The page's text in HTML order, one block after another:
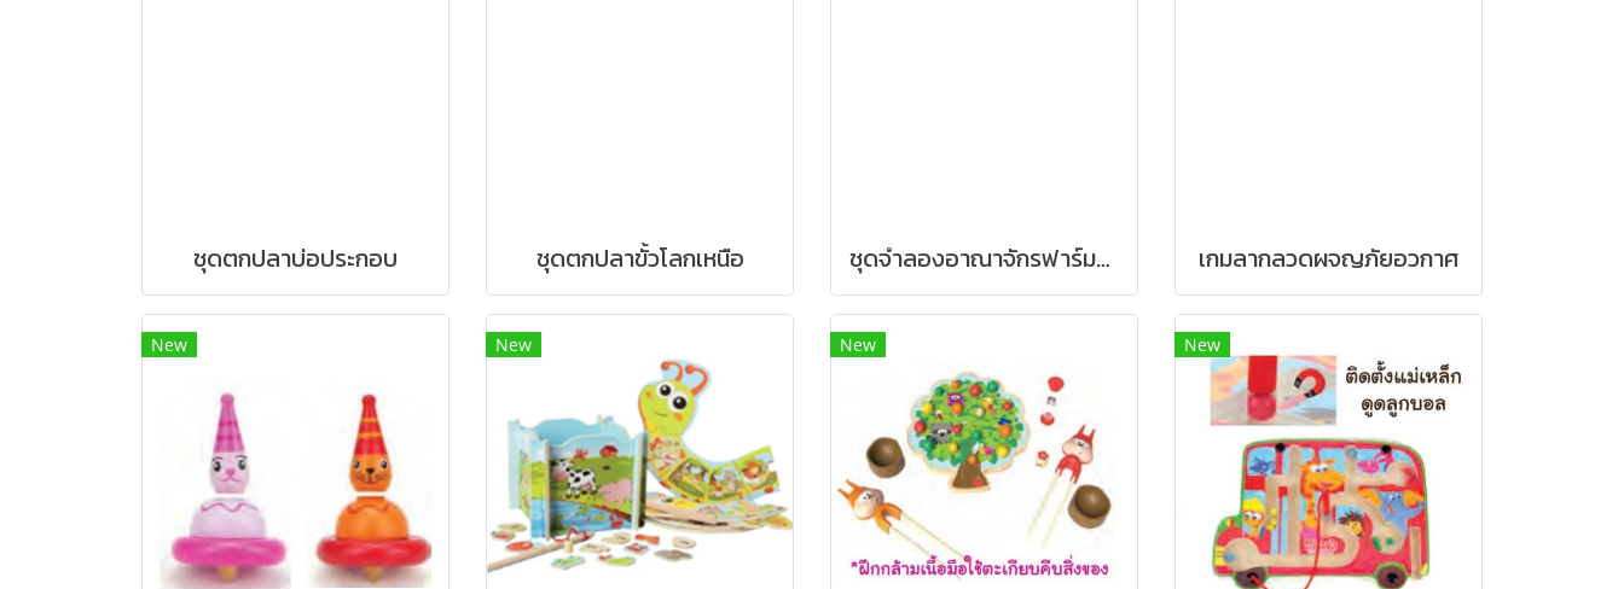
ชุดตกปลาบ่อประกอบ ชุดตกปลาขั้วโลกเหนือ ชุดจำลองอาณาจักรฟาร์มของฉัน เกมลากลวดผจญภัยอวกาศ
New New New New